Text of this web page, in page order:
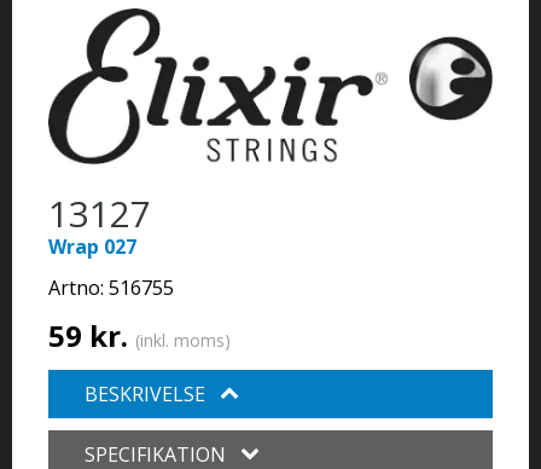
13127
Wrap 027
Artno: 516755
59 kr. (inkl. moms)
BESKRIVELSE
SPECIFIKATION